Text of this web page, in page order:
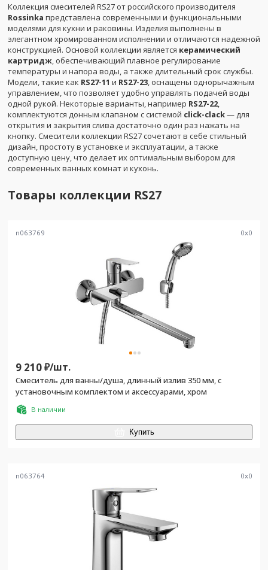
Коллекция смесителей RS27 от российского производителя
Rossinka представлена современными и функциональными
моделями для кухни и раковины. Изделия выполнены в
элегантном хромированном исполнении и отличаются надежной
конструкцией. Основой коллекции является керамический
картридж , обеспечивающий плавное регулирование
температуры и напора воды, а также длительный срок службы.
Модели, такие как RS27-11 и RS27-23 , оснащены однорычажным
управлением, что позволяет удобно управлять подачей воды
одной рукой. Некоторые варианты, например RS27-22,
комплектуются донным клапаном с системой click-clack— для
открытия и закрытия слива достаточно один раз нажать на
кнопку. Смесители коллекции RS27 сочетают в себе стильный
дизайн, простоту в установке и эксплуатации, а также
доступную цену, что делает их оптимальным выбором для
современных ванных комнат и кухонь.
Товары коллекции RS27
n063769 0x0
9 210₽/шт.
Смеситель для ванны/душа, длинный излив 350 мм, с
установочным комплектом и аксессуарами, хром
В наличии
Купить
n063764 0x0